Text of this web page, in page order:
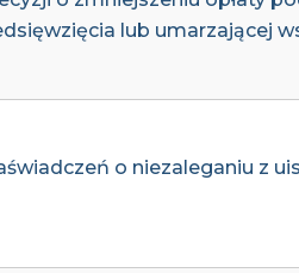
lub umarzającej
o niezaleganiu z